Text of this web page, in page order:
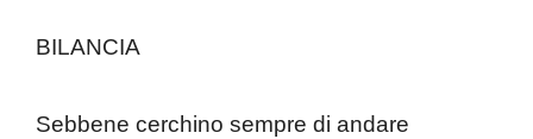
BILANCIA
Sebbene cerchino sempre di andare